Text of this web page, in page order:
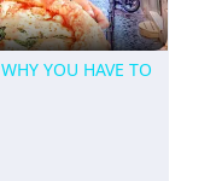
YOU HAVE TO